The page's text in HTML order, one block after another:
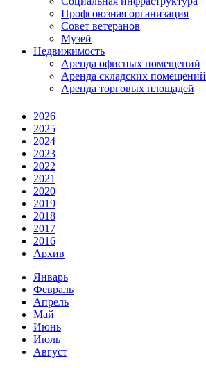
Профсоюзная организация
Совет ветеранов
Музей
Недвижимость
Аренда офисных помещений
Аренда складских помещений
Аренда торговых площадей
2026
2025
2024
2023
2022
2021
2020
2019
2018
2017
2016
Архив
Январь
Февраль
Апрель
Май
Июнь
Июль
Август